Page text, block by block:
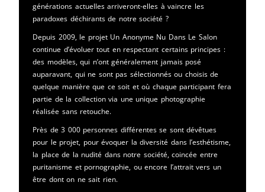
générations actuelles arriveront-elles à vaincre les
paradoxes déchirants de notre société ?
Depuis 2009, le projet Un Anonyme Nu Dans Le Salon
continue d’évoluer tout en respectant certains principes :
des modèles, qui n’ont généralement jamais posé
auparavant, qui ne sont pas sélectionnés ou choisis de
quelque manière que ce soit et où chaque participant fera
partie de la collection via une unique photographie
réalisée sans retouche.
Près de 3 000 personnes différentes se sont dévêtues
pour le projet, pour évoquer la diversité dans l’esthétisme,
la place de la nudité dans notre société, coincée entre
puritanisme et pornographie, ou encore l’attrait vers un
être dont on ne sait rien.